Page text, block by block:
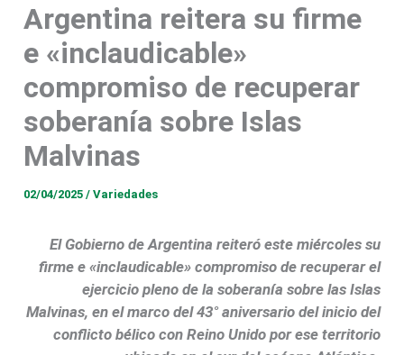
Argentina reitera su firme
e «inclaudicable»
compromiso de recuperar
soberanía sobre Islas
Malvinas
02/04/2025/Variedades
El Gobierno de Argentina reiteró este miércoles su
firme e «inclaudicable» compromiso de recuperar el
ejercicio pleno de la soberanía sobre las Islas
Malvinas, en el marco del 43° aniversario del inicio del
conflicto bélico con Reino Unido por ese territorio